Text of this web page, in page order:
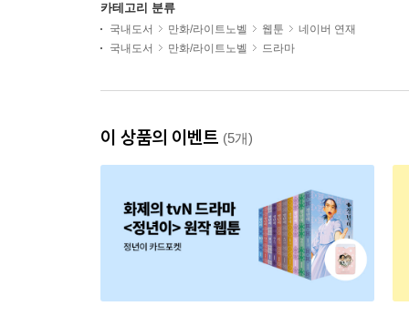
카테고리 분류
국내도서 만화/라이트노벨 웹툰
네이버 연재
국내도서
만화/라이트노벨 드라마
이 상품의 이벤트 (5개)